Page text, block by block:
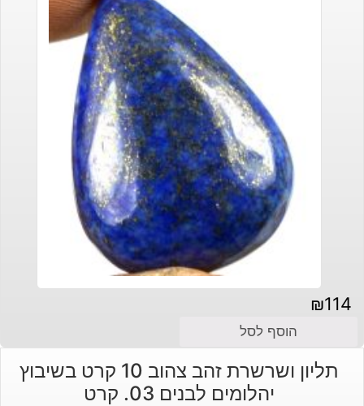
₪114
הוסף לסל
תליון ושרשרת זהב צהוב 10 קרט בשיבוץ
יהלומים לבנים 03. קרט